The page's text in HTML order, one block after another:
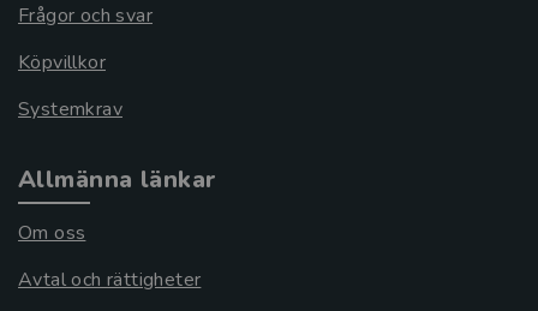
Frågor och svar
Köpvillkor
Systemkrav
Allmänna länkar
Om oss
Avtal och rättigheter